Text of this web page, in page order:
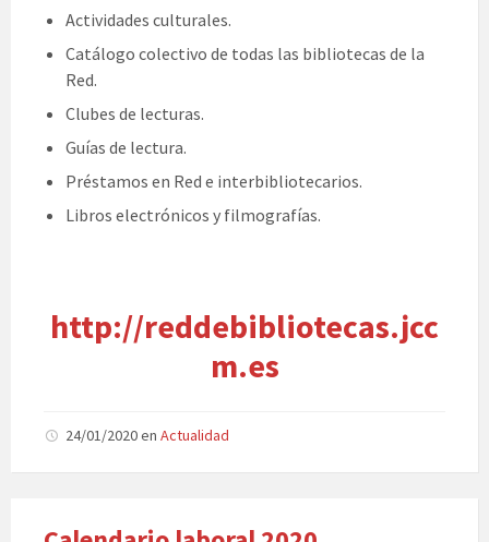
Actividades culturales.
Catálogo colectivo de todas las bibliotecas de la
Red.
Clubes de lecturas.
Guías de lectura.
Préstamos en Red e interbibliotecarios.
Libros electrónicos y filmografías.
http://reddebibliotecas.jcc
m.es
24/01/2020en Actualidad